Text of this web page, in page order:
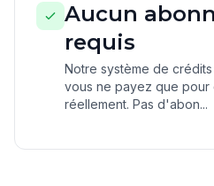
Aucun
requis
Notre système de
vous ne payez que pour
réellement. Pas d'abon...